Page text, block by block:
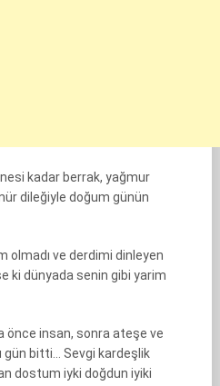
kadar berrak, yağmur
dileğiyle doğum günün
olmadı ve derdimi dinleyen
ki dünyada senin gibi yarim
önce insan, sonra ateşe ve
gün bitti… Sevgi kardeşlik
dostum iyki doğdun iyiki